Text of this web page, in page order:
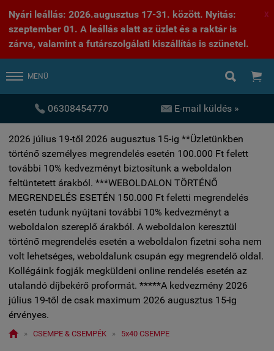
Nyári leállás: 2026.augusztus 17-31. között. Nyitás:
szeptember 01. A leállás alatt az üzlet és a raktár is
zárva, valamint a futárszolgálati kiszállítás is szünetel.
X
MENÜ  
 06308454770  E-mail küldés »
2026 július 19-től 2026 augusztus 15-ig **Üzletünkben
történő személyes megrendelés esetén 100.000 Ft felett
további 10% kedvezményt biztosítunk a weboldalon
feltüntetett árakból. ***WEBOLDALON TÖRTÉNŐ
MEGRENDELÉS ESETÉN 150.000 Ft feletti megrendelés
esetén tudunk nyújtani további 10% kedvezményt a
weboldalon szereplő árakból. A weboldalon keresztül
történő megrendelés esetén a weboldalon fizetni soha nem
volt lehetséges, weboldalunk csupán egy megrendelő oldal.
Kollégáink fogják megküldeni online rendelés esetén az
utalandó díjbekérő proformát. *****A kedvezmény 2026
július 19-től de csak maximum 2026 augusztus 15-ig
érvényes.
 » CSEMPE & CSEMPÉK » 5x40 CSEMPE